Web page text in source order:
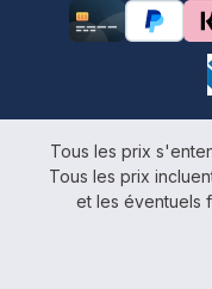
Tous les prix
Tous les prix
et les éventuels